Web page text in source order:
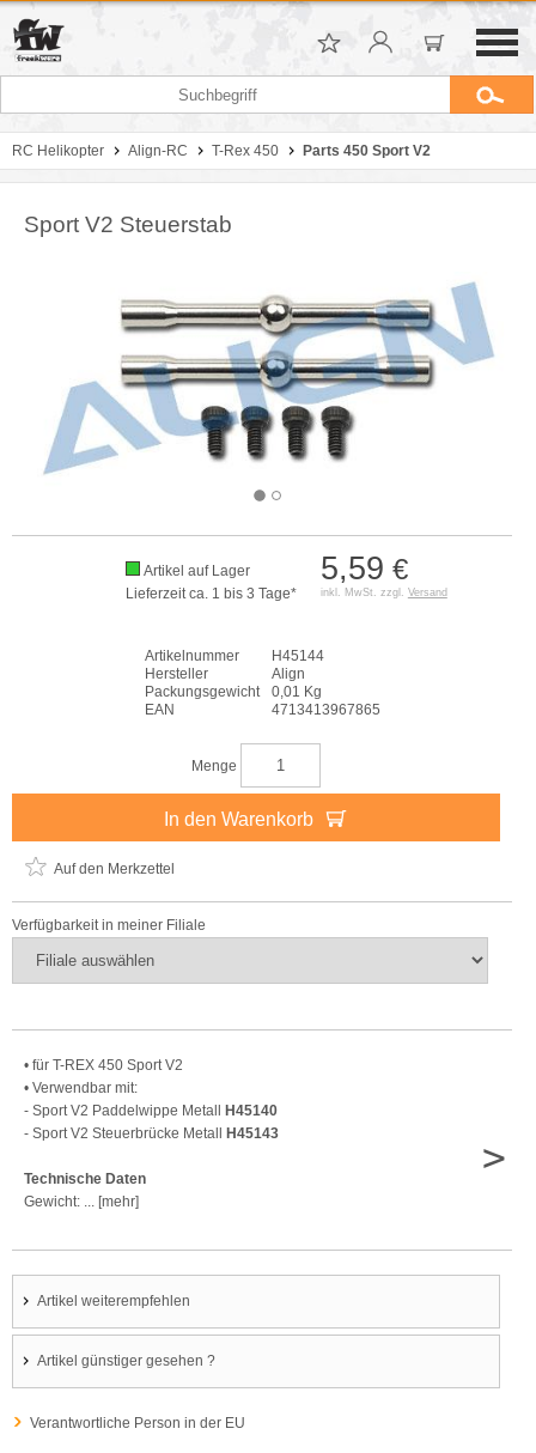
RC Helikopter Align-RC T-Rex 450 Parts 450 Sport V2
Sport V2 Steuerstab
5,59 €
inkl. MwSt. zzgl. Versand
Artikel auf Lager
Lieferzeit ca. 1 bis 3 Tage*
Artikelnummer
H45144
Hersteller
Align
Packungsgewicht
0,01 Kg
EAN
4713413967865
Menge
In den Warenkorb
Auf den Merkzettel
Verfügbarkeit in meiner Filiale
• für T-REX 450 Sport V2
• Verwendbar mit:
- Sport V2 Paddelwippe Metall H45140
- Sport V2 Steuerbrücke Metall H45143
Technische Daten
Gewicht: ... [mehr]
>
Artikel weiterempfehlen
Artikel günstiger gesehen ?
Verantwortliche Person in der EU